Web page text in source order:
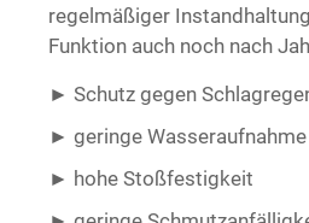
regelmäßiger
Funktion auch noch nach
Schutz gegen
geringe Wasseraufnahme
hohe Stoßfestigkeit